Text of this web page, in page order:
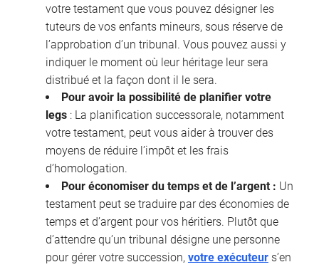
votre testament que vous pouvez désigner les
tuteurs de vos enfants mineurs, sous réserve de
l’approbation d’un tribunal. Vous pouvez aussi y
indiquer le moment où leur héritage leur sera
distribué et la façon dont il le sera.
Pour avoir la possibilité de planifier votre
legs : La planification successorale, notamment
votre testament, peut vous aider à trouver des
moyens de réduire l’impôt et les frais
d’homologation.
Pour économiser du temps et de l’argent : Un
testament peut se traduire par des économies de
temps et d’argent pour vos héritiers. Plutôt que
d’attendre qu’un tribunal désigne une personne
pour gérer votre succession, votre exécuteur s’en